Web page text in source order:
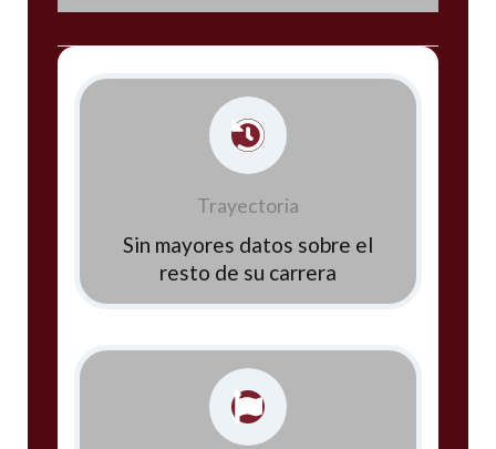
Trayectoria
Sin mayores datos sobre el
resto de su carrera